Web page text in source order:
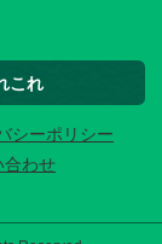
これ
シーポリシー
合わせ